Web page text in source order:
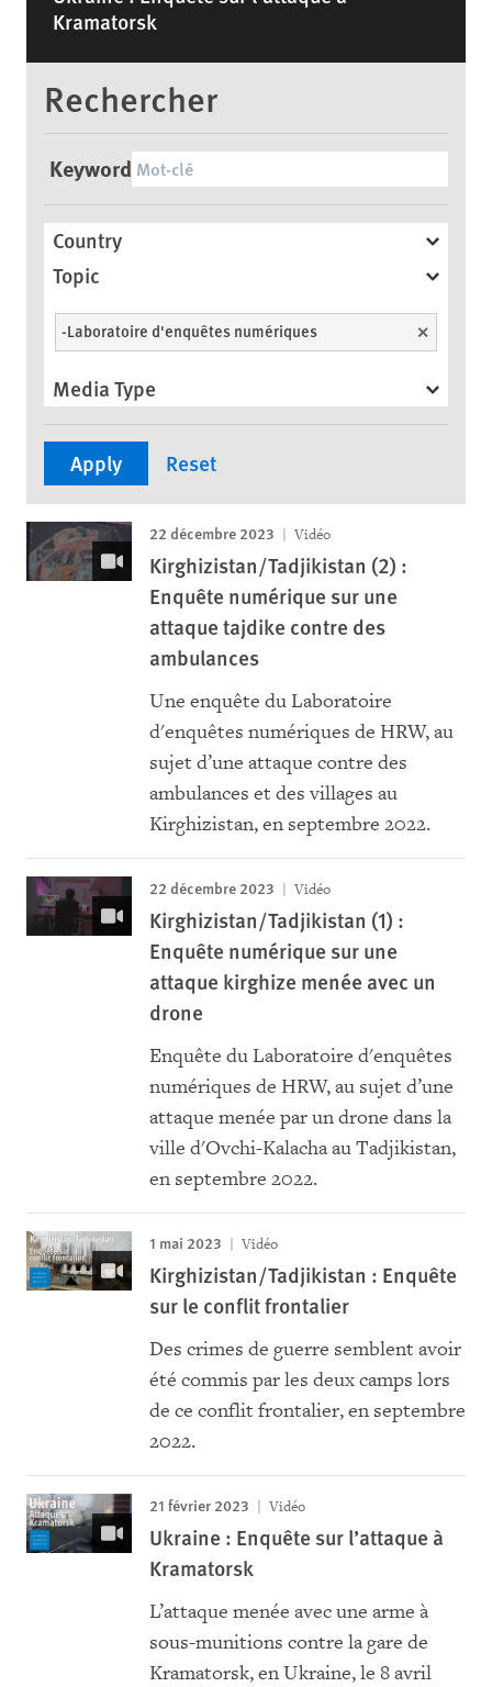
Kramatorsk
Rechercher
Keyword
Country
Topic
-Laboratoire d'enquêtes numériques Unselect
Media Type
22 décembre 2023 Vidéo
Kirghizistan/Tadjikistan (2) :
Enquête numérique sur une
attaque tajdike contre des
ambulances
Une enquête du Laboratoire
d'enquêtes numériques de HRW, au
sujet d’une attaque contre des
ambulances et des villages au
Kirghizistan, en septembre 2022.
22 décembre 2023 Vidéo
Kirghizistan/Tadjikistan (1) :
Enquête numérique sur une
attaque kirghize menée avec un
drone
Enquête du Laboratoire d'enquêtes
numériques de HRW, au sujet d’une
attaque menée par un drone dans la
ville d'Ovchi-Kalacha au Tadjikistan,
en septembre 2022.
1 mai 2023 Vidéo
Kirghizistan/Tadjikistan : Enquête
sur le conflit frontalier
Des crimes de guerre semblent avoir
été commis par les deux camps lors
de ce conflit frontalier, en septembre
2022.
21 février 2023 Vidéo
Ukraine : Enquête sur l’attaque à
Kramatorsk
L’attaque menée avec une arme à
sous-munitions contre la gare de
Kramatorsk, en Ukraine, le 8 avril